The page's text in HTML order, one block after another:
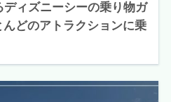
ィズニーシーの乗り物ガ
どのアトラクションに乗